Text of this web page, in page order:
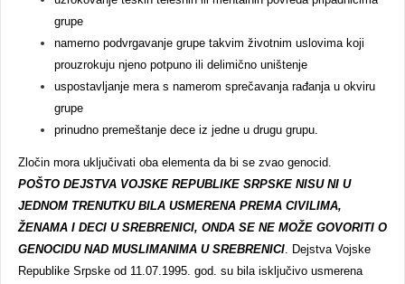
grupe
namerno podvrgavanje grupe takvim životnim uslovima koji
prouzrokuju njeno potpuno ili delimično uništenje
uspostavljanje mera s namerom sprečavanja rađanja u okviru
grupe
prinudno premeštanje dece iz jedne u drugu grupu.
Zločin mora uključivati oba elementa da bi se zvao genocid.
POŠTO DEJSTVA VOJSKE REPUBLIKE SRPSKE NISU NI U
JEDNOM TRENUTKU BILA USMERENA PREMA CIVILIMA,
ŽENAMA I DECI U SREBRENICI, ONDA SE NE MOŽE GOVORITI O
GENOCIDU NAD MUSLIMANIMA U SREBRENICI . Dejstva Vojske
Republike Srpske od 11.07.1995. god. su bila isključivo usmerena